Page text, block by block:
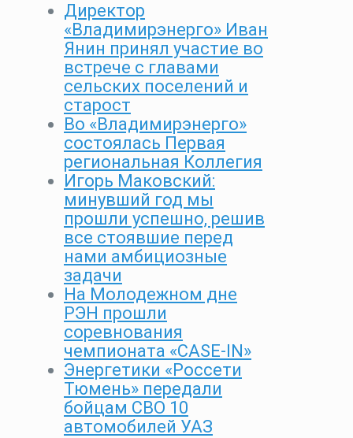
Директор
«Владимирэнерго» Иван
Янин принял участие во
встрече с главами
сельских поселений и
старост
Во «Владимирэнерго»
состоялась Первая
региональная Коллегия
Игорь Маковский:
минувший год мы
прошли успешно, решив
все стоявшие перед
нами амбициозные
задачи
На Молодежном дне
РЭН прошли
соревнования
чемпионата «CASE-IN»
Энергетики «Россети
Тюмень» передали
бойцам СВО 10
автомобилей УАЗ